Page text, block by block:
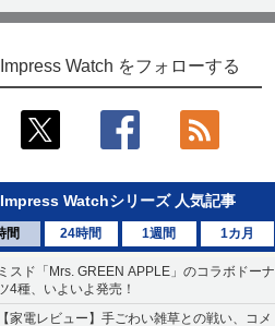
Impress Watch をフォローする
Impress Watchシリーズ 人気記事
間 24時間 1週間 1カ月
スド「Mrs. GREEN APPLE」のコラボドーナ
4種、いよいよ発売！
家電レビュー】手ごわい雑草との戦い、コメ